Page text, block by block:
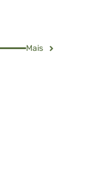
Mais